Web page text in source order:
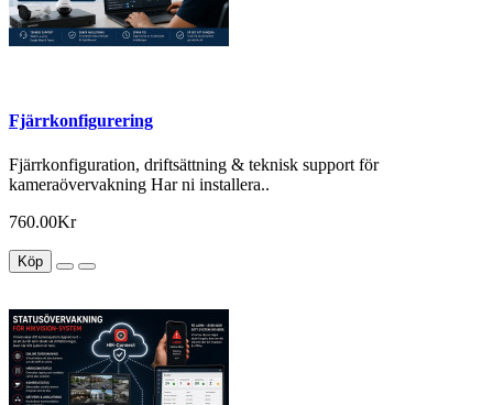
Fjärrkonfigurering
Fjärrkonfiguration, driftsättning & teknisk support för
kameraövervakning Har ni installera..
760.00Kr
Köp